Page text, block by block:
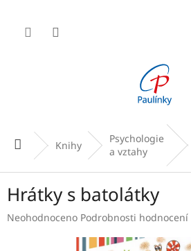
obsah
Domů Knihy
Psychologie
a vztahy
Hrátky s batolátky
Průměrné
Neohodnoceno Podrobnosti hodnocení